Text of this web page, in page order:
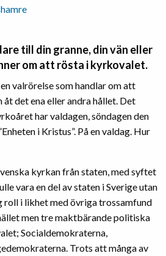
till din granne, din vän eller
om att rösta i kyrkovalet.
valrörelse som handlar om att
det ena eller andra hållet. Det
har valdagen, söndagen den
i Kristus”. På en valdag. Hur
kyrkan från staten, med syftet
vara en del av staten i Sverige utan
roll i likhet med övriga trossamfund
men tre maktbärande politiska
Socialdemokraterna,
Trots att många av